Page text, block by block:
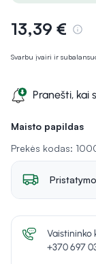
Maisto papildas
Prekės kodas:
Svarbu įvairi ir
13,39 €
Pranešti, kai
Vaistininko
+370 697